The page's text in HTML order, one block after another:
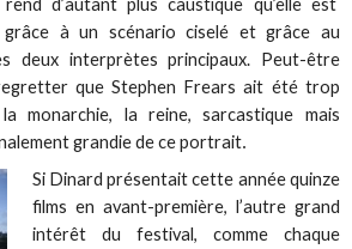
d’autant plus caustique qu’elle est
grâce à un scénario ciselé et grâce au
deux interprètes principaux. Peut-être
que Stephen Frears ait été trop
monarchie, la reine, sarcastique mais
grandie de ce portrait.
Si Dinard présentait cette année quinze
films en avant-première, l’autre grand
intérêt du festival, comme chaque